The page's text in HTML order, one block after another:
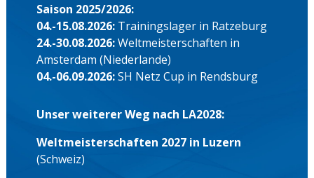
Saison 2025/2026:
04.-15.08.2026: Trainingslager in Ratzeburg
24.-30.08.2026:Weltmeisterschaften in
Amsterdam (Niederlande)
04.-06.09.2026:SH Netz Cup in Rendsburg
Unser weiterer Weg nach LA2028:
Weltmeisterschaften 2027 in Luzern
(Schweiz)